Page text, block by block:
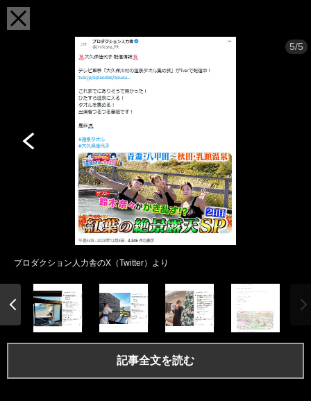
5/5
プロダクション人力舎のX（Twitter）より
記事全文を読む